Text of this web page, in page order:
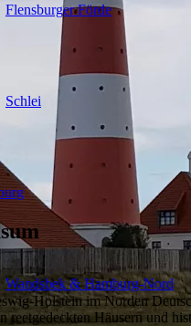
Flensburger Förde
Schlei
Wandsbek & Hamburg-Nord
Holstein im Norden
Häusern und